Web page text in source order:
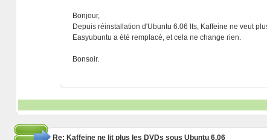
Bonjour,
Depuis réinstallation d'Ubuntu 6.06 lts, Kaffeine ne veut
Easyubuntu a été remplacé, et cela ne change rien.
Bonsoir.
Re: Kaffeine ne lit plus les DVDs sous Ubuntu 6.06